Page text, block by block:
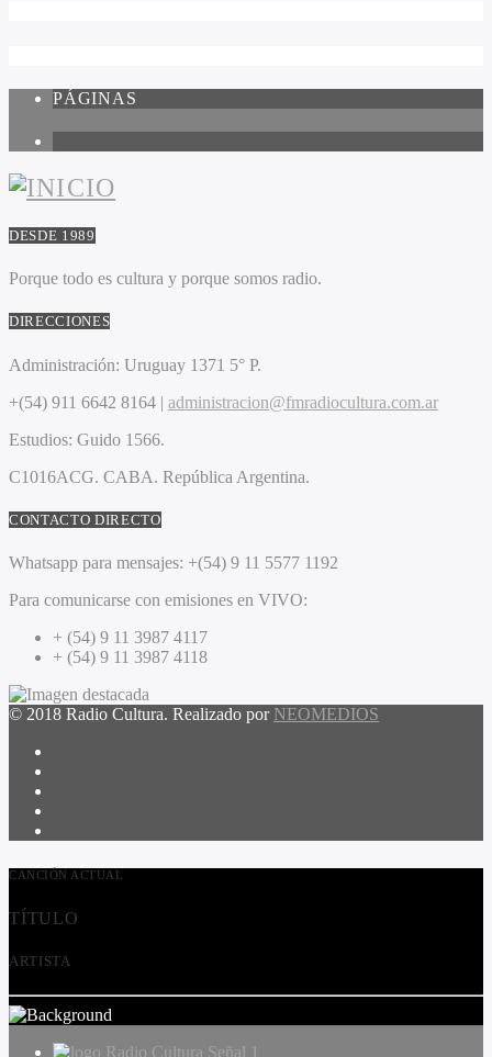
PÁGINAS
DESDE 1989
Porque todo es cultura y porque somos radio.
DIRECCIONES
Administración: Uruguay 1371 5° P.
+(54) 911 6642 8164 | administracion@fmradiocultura.com.ar
Estudios: Guido 1566.
C1016ACG. CABA. República Argentina.
CONTACTO DIRECTO
Whatsapp para mensajes: +(54) 9 11 5577 1192
Para comunicarse con emisiones en VIVO:
+ (54) 9 11 3987 4117
+ (54) 9 11 3987 4118
© 2018 Radio Cultura. Realizado por NEOMEDIOS
CANCIÓN ACTUAL
TÍTULO
ARTISTA
Radio Cultura Señal 1